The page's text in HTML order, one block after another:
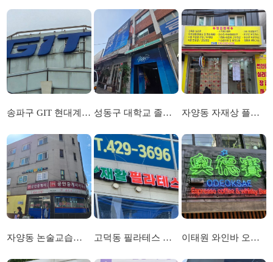
송파구 GIT 현대계열사 정비시스템 회사 채널간판 및 애폭시간판 시공 성동구 대학교 졸업전시회 목공 및 현수막 시공 자양동 자재상 플렉스간판 천,등 교체 및 실사선팅 작업
자양동 논술교습소 채널간판 및 실사선팅시공 고덕동 필라테스 채널간판 시공 이태원 와인바 오덕새 외부 네온사인간판 시공